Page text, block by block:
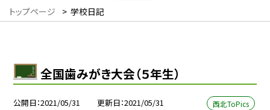
トップページ > 学校日記
全国歯みがき大会（５年生）
公開日 2021/05/31 更新日 2021/05/31 西北ToPics